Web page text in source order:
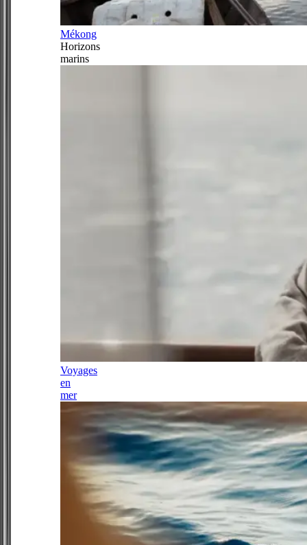
Mékong
Horizons
marins
Voyages
en
mer